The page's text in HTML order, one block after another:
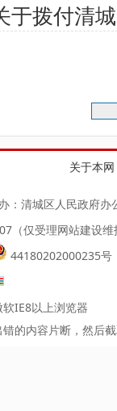
于拨付清
关于本网
：清城区人民政府办
（仅受理网站建设
44180202000235号
IE8以上浏览器
的内容片断，然后